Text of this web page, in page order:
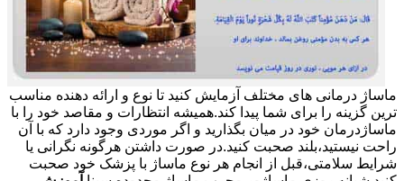
ماساژ درمانی های مختلف آزمایش کنید تا نوع و ارائه دهنده مناسب
ترین گزینه را برای شما پیدا کند.همیشه انتظارات و مقاصد خود را با
ماساژدرمان خود در میان بگذارید و اگر موردی وجود دارد که با آن
راحت نیستید،بلند صحبت کنید.در صورت داشتن هرگونه نگرانی یا
شرایط سلامتی،قبل از انجام هر نوع ماساژ با پزشک خود صحبت